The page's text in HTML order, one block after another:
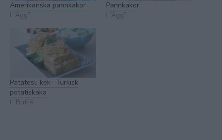
Amerikanska pannkakor
I ”Ägg”
Pannkakor
I ”Ägg”
Patatesli kek- Turkisk
potatiskaka
I ”Buffé”